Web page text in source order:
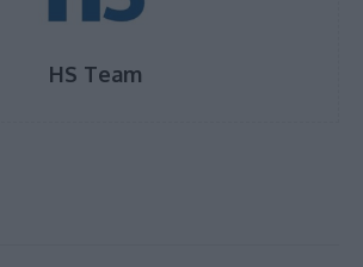
HS Team